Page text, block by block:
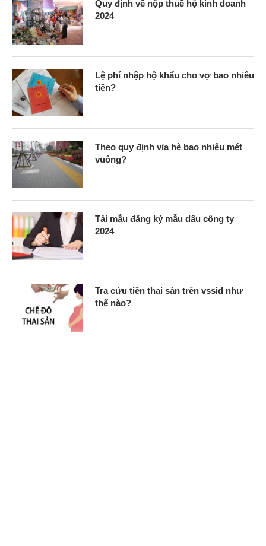
Quy định về nộp thuế hộ kinh doanh
2024
Lệ phí nhập hộ khẩu cho vợ bao nhiêu
tiền?
Theo quy định vỉa hè bao nhiêu mét
vuông?
Tải mẫu đăng ký mẫu dấu công ty
2024
Tra cứu tiền thai sản trên vssid như
thế nào?